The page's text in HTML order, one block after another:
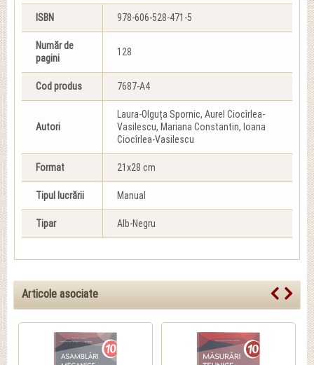
ISBN 978-606-528-471-5
Număr de
pagini
128
Cod produs 7687-A4
Autori
Laura-Olguța Spornic, Aurel Ciocîrlea-
Vasilescu, Mariana Constantin, Ioana
Ciocîrlea-Vasilescu
Format 21x28 cm
Tipul lucrării Manual
Tipar Alb-Negru
Articole asociate